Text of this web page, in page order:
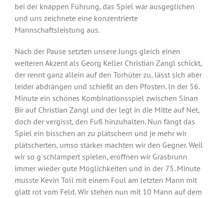
bei der knappen Führung, das Spiel war ausgeglichen
und uns zeichnete eine konzentrierte
Mannschaftsleistung aus.
Nach der Pause setzten unsere Jungs gleich einen
weiteren Akzent als Georg Keller Christian Zangl schickt,
der rennt ganz allein auf den Torhüter zu, lässt sich aber
leider abdrängen und schießt an den Pfosten. In der 56.
Minute ein schönes Kombinationsspiel zwischen Sinan
Bir auf Christian Zangl und der legt in die Mitte auf Net,
doch der vergisst, den Fuß hinzuhalten. Nun fängt das
Spiel ein bisschen an zu plätschern und je mehr wir
plätscherten, umso stärker machten wir den Gegner. Weil
wir so g´schlampert spielen, eröffnen wir Grasbrunn
immer wieder gute Möglichkeiten und in der 75. Minute
musste Kevin Toll mit einem Foul am letzten Mann mit
glatt rot vom Feld. Wir stehen nun mit 10 Mann auf dem